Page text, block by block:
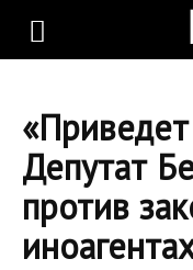
KLOOP.KG
Новости
Депутат
против